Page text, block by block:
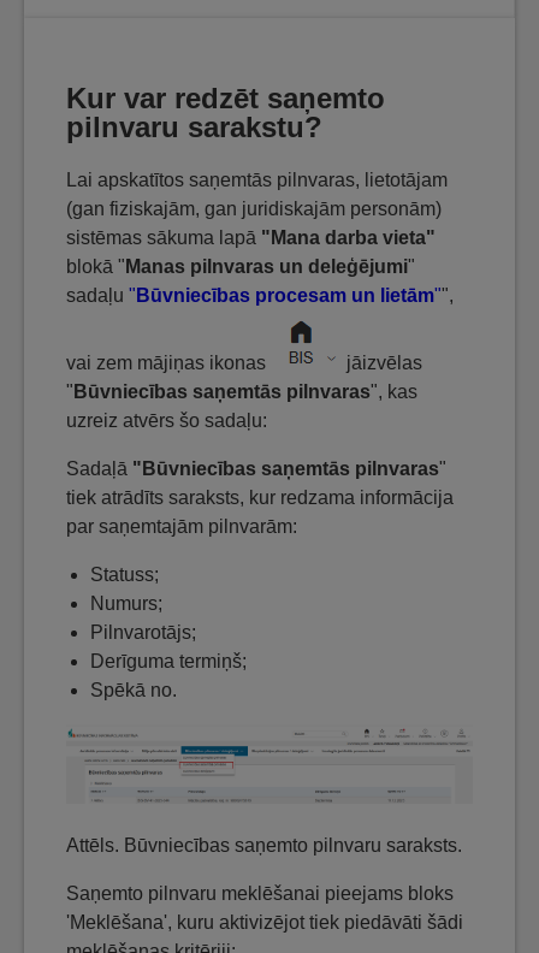
Kur var redzēt saņemto
pilnvaru sarakstu?
Lai apskatītos saņemtās pilnvaras, lietotājam
(gan fiziskajām, gan juridiskajām personām)
sistēmas sākuma lapā "Mana darba vieta"
blokā " Manas pilnvaras un deleģējumi"
sadaļu " Būvniecības procesam un lietām"",
vai zem mājiņas ikonas
jāizvēlas
" Būvniecības saņemtās pilnvaras", kas
uzreiz atvērs šo sadaļu:
Sadaļā "Būvniecības saņemtās pilnvaras"
tiek atrādīts saraksts, kur redzama informācija
par saņemtajām pilnvarām:
Statuss;
Numurs;
Pilnvarotājs;
Derīguma termiņš;
Spēkā no.
Attēls. Būvniecības saņemto pilnvaru saraksts.
Saņemto pilnvaru meklēšanai pieejams bloks
'Meklēšana', kuru aktivizējot tiek piedāvāti šādi